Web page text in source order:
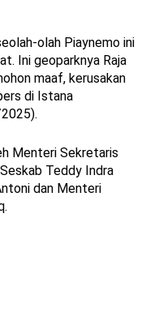
olah Piaynemo ini
Ini geoparknya Raja
maaf, kerusakan
di Istana
Menteri Sekretaris
Teddy Indra
dan Menteri